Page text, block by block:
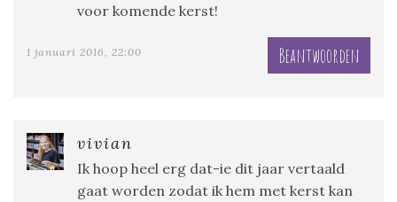
voor komende kerst!
1 januari 2016, 22:00 Beantwoorden
vivian
Ik hoop heel erg dat-ie dit jaar vertaald
gaat worden zodat ik hem met kerst kan